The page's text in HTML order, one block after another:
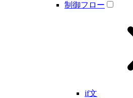
制御フロー
if文